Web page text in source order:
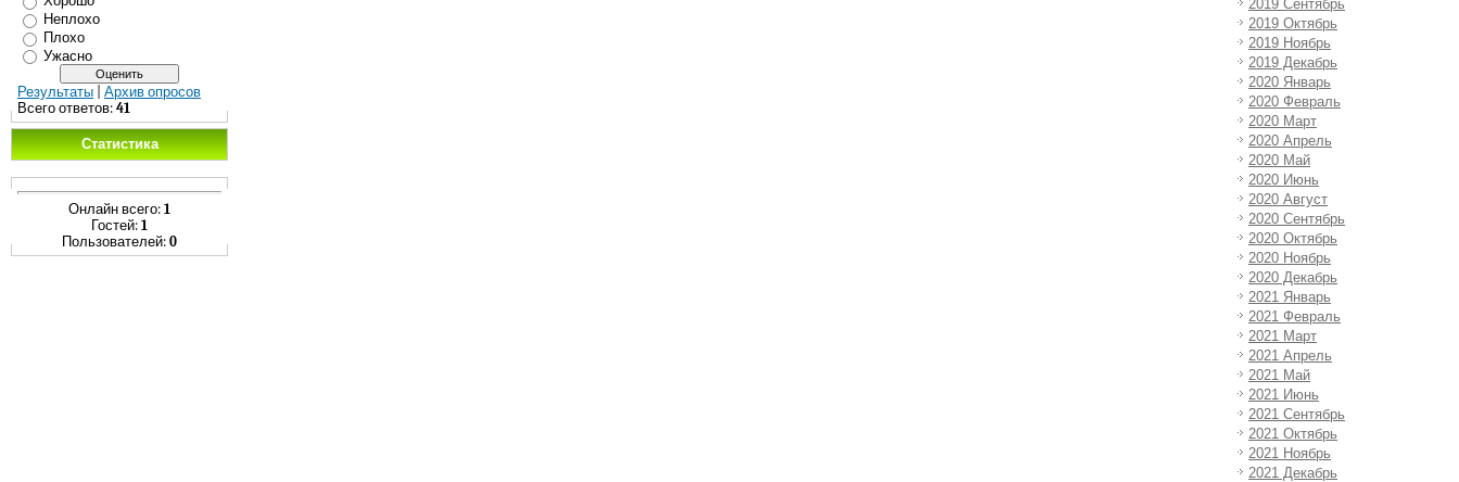
Неплохо
Плохо
Ужасно
Результаты
Архив опросов
Всего ответов: 41
Статистика
Онлайн всего: 1
Гостей: 1
Пользователей: 0
2019 Сентябрь
2019 Октябрь
2019 Ноябрь
2019 Декабрь
2020 Январь
2020 Февраль
2020 Март
2020 Апрель
2020 Май
2020 Июнь
2020 Август
2020 Сентябрь
2020 Октябрь
2020 Ноябрь
2020 Декабрь
2021 Январь
2021 Февраль
2021 Март
2021 Апрель
2021 Май
2021 Июнь
2021 Сентябрь
2021 Октябрь
2021 Ноябрь
2021 Декабрь